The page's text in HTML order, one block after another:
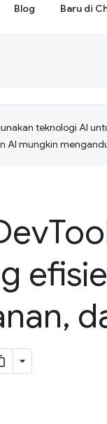
Blog Baru di
teknologi AI
AI mungkin
,